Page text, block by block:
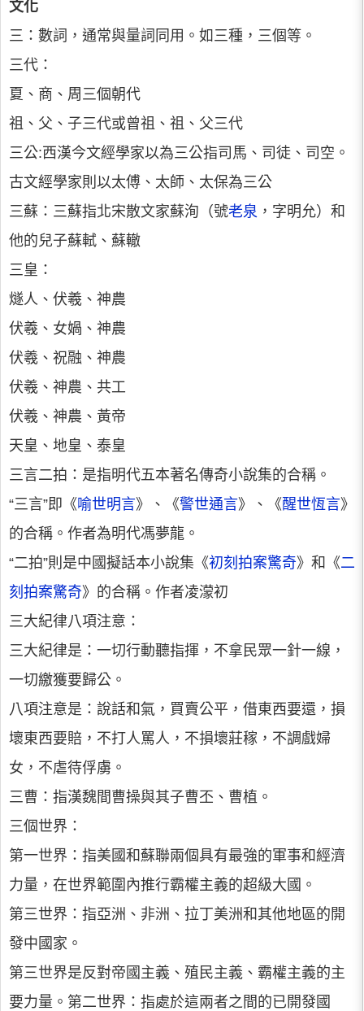
文化
三：數詞，通常與量詞同用。如三種，三個等。
三代：
夏、商、周三個朝代
祖、父、子三代或曾祖、祖、父三代
三公:西漢今文經學家以為三公指司馬、司徒、司空。
古文經學家則以太傅、太師、太保為三公
三蘇：三蘇指北宋散文家蘇洵（號老泉 ，字明允）和
他的兒子蘇軾、蘇轍
三皇：
燧人、伏羲、神農
伏羲、女媧、神農
伏羲、祝融、神農
伏羲、神農、共工
伏羲、神農、黃帝
天皇、地皇、泰皇
三言二拍：是指明代五本著名傳奇小說集的合稱。
“三言”即《喻世明言》、《警世通言》、《醒世恆言》
的合稱。作者為明代馮夢龍。
“二拍”則是中國擬話本小說集《初刻拍案驚奇》和《二
刻拍案驚奇》的合稱。作者凌濛初
三大紀律八項注意：
三大紀律是：一切行動聽指揮，不拿民眾一針一線，
一切繳獲要歸公。
八項注意是：說話和氣，買賣公平，借東西要還，損
壞東西要賠，不打人罵人，不損壞莊稼，不調戲婦
女，不虐待俘虜。
三曹：指漢魏間曹操與其子曹丕、曹植。
三個世界：
第一世界：指美國和蘇聯兩個具有最強的軍事和經濟
力量，在世界範圍內推行霸權主義的超級大國。
第三世界：指亞洲、非洲、拉丁美洲和其他地區的開
發中國家。
第三世界是反對帝國主義、殖民主義、霸權主義的主
要力量。第二世界：指處於這兩者之間的已開發國